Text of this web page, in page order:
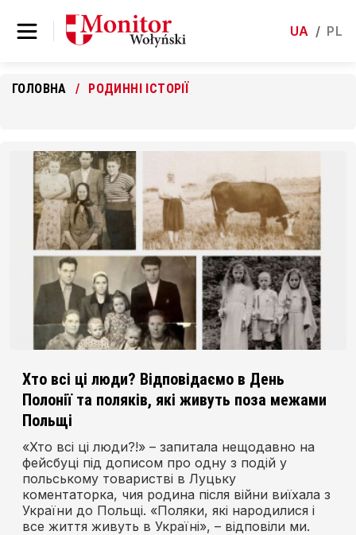
UA / PL
ГОЛОВНА РОДИННІ ІСТОРІЇ
Хто всі ці люди? Відповідаємо в День
Полонії та поляків, які живуть поза межами
Польщі
«Хто всі ці люди?!» – запитала нещодавно на
фейсбуці під дописом про одну з подій у
польському товаристві в Луцьку
коментаторка, чия родина після війни виїхала з
України до Польщі. «Поляки, які народилися і
все життя живуть в Україні», – відповіли ми.